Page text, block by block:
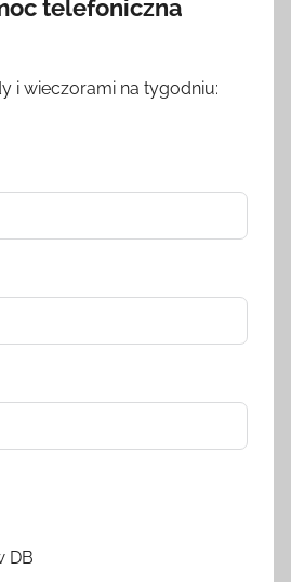
telefoniczna
i wieczorami na tygodniu:
DB